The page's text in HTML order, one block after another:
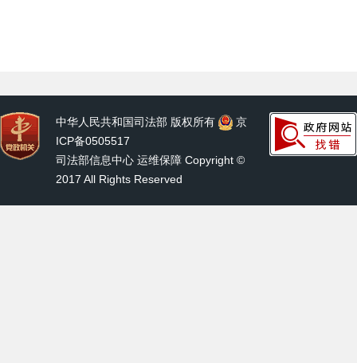
中华人民共和国司法部 版权所有
京
ICP备0505517
司法部信息中心 运维保障 Copyright ©
2017 All Rights Reserved